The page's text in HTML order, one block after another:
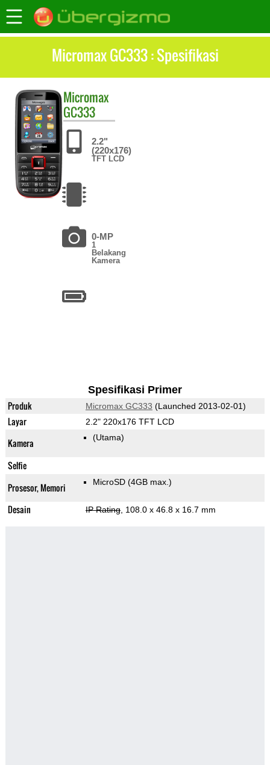
Micromax GC333 : Spesifikasi
Micromax
GC333
2.2"
(220x176)
TFT LCD
0-MP
1
Belakang
Kamera
Spesifikasi Primer
Produk Micromax GC333 (Launched 2013-02-01)
Layar 2.2" 220x176 TFT LCD
Kamera (Utama)
Selfie
Prosesor, Memori
MicroSD (4GB max.)
Desain IP Rating, 108.0 x 46.8 x 16.7 mm